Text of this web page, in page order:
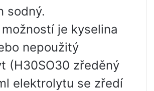
sodný.
je kyselina
nepoužitý
(H30SO30 zředěný
elektrolytu se zředí